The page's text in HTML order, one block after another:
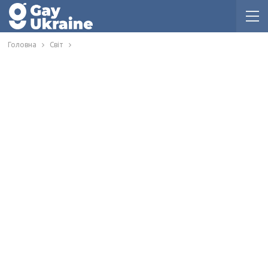
Головна Світ